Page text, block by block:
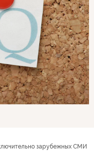
зарубежных СМИ